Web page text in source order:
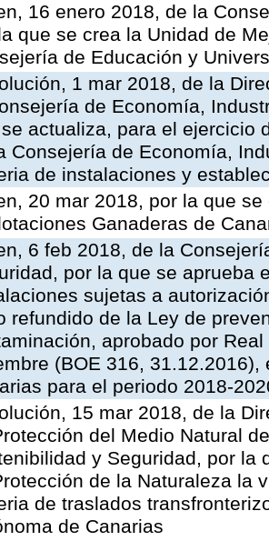
16 enero 2018, de la
que se crea la Unidad de
de Educación y
1 mar 2018, de la
de Economía,
actualiza, para el ejercicio
Consejería de Economía,
de instalaciones y
20 mar 2018, por la que
Ganaderas de
6 feb 2018, de la
por la que se aprueba
sujetas a
refundido de la Ley de
aprobado por
(BOE 316,
para el periodo 2018-
15 mar 2018, de la
del Medio Natural
y Seguridad, por la
de la Naturaleza la
de traslados
de Canarias